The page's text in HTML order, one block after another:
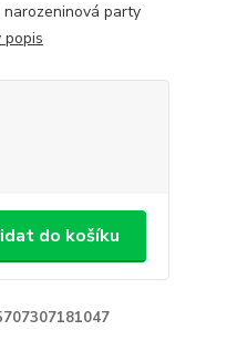
party
popis
do košíku